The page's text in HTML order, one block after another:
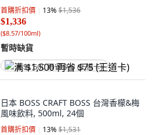
首購折扣價 13%$1,536
$1,336
($8.57/100ml)
暫時缺貨
满 $1,500 再省 $75 (王道卡)
日本 BOSS CRAFT BOSS 台灣香檬&梅
風味飲料, 500ml, 24個
首購折扣價 13%$1,531